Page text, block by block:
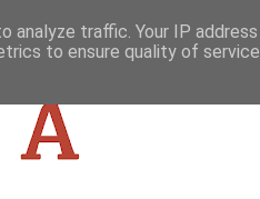
traffic. Your IP
to ensure quality of